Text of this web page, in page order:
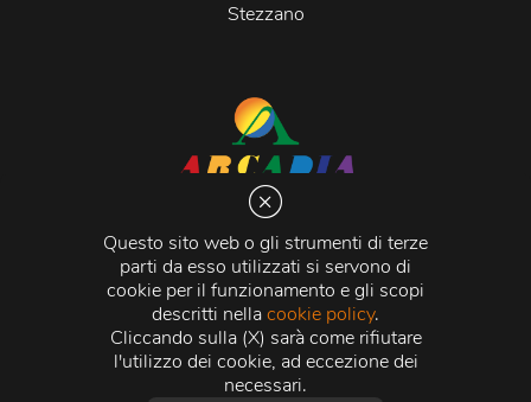
Questo sito web o gli strumenti di terze
parti da esso utilizzati si servono di
cookie per il funzionamento e gli scopi
descritti nellacookie policy.
Cliccando sulla (X) sarà come rifiutare
l'utilizzo dei cookie, ad eccezione dei
necessari.
Stezzano
Via Martiri della Libertà 20066 Melzo (MI)
C.C.I.A.A. - R.E.A di Milano n. 1427910
Registro delle Imprese di Milano n. 338392 -
Fiscale e Partita Iva11015840157 | Capitale Sociale
500.000,00 i.v.
Credits:Crea Informatica S.r.l. 2026 © Tutti i diritti
riservati.